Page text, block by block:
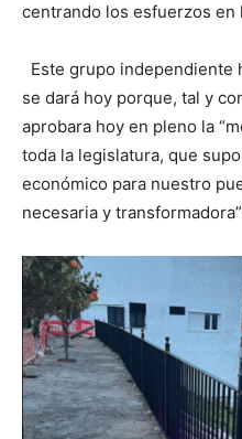
centrando los esfuerzos en
Este grupo independiente
se dará hoy porque, tal y
aprobara hoy en pleno la
toda la legislatura, que
económico para nuestro
necesaria y